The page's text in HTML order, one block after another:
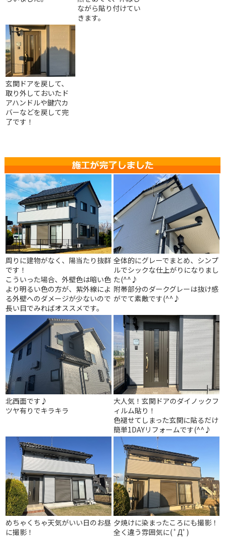
ながら貼り付けてい
きます。
玄関ドアを戻して、
取り外しておいたド
アハンドルや鍵穴カ
バーなどを戻して完
了です！
周りに建物がなく、陽当たり抜群
です！
こういった場合、外壁色は暗い色
より明るい色の方が、紫外線によ
る外壁へのダメージが少ないので
長い目でみればオススメです。
全体的にグレーでまとめ、シンプ
ルでシックな仕上がりになりまし
た(^^♪
附帯部分のダークグレーは抜け感
がでて素敵です(^^♪
北西面です♪
ツヤ有りでキラキラ
大人気！玄関ドアのダイノックフ
ィルム貼り！
色褪せてしまった玄関に貼るだけ
簡単1DAYリフォームです(^^♪
めちゃくちゃ天気がいい日のお昼
に撮影！
夕焼けに染まったころにも撮影！
全く違う雰囲気に( ﾟДﾟ)